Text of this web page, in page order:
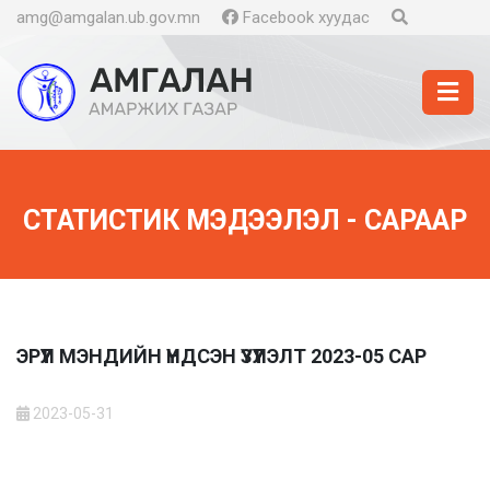
amg@amgalan.ub.gov.mn Facebook хуудас
СТАТИСТИК МЭДЭЭЛЭЛ - САРААР
ЭРҮҮЛ МЭНДИЙН ҮНДСЭН ҮЗҮҮЛЭЛТ 2023-05 САР
2023-05-31